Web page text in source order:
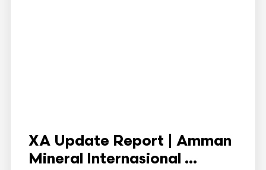
XA Update Report | Amman
Mineral Internasional ...